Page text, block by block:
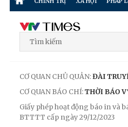
CƠ QUAN CHỦ QUẢN:ĐÀI
CƠ QUAN BÁO CHÍ:THỜI BÁO
Giấy phép hoạt động báo in và
BTTTT cấp ngày 29/12/2023